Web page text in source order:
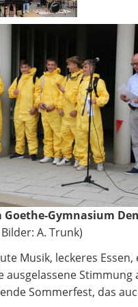
Goethe-Gymnasium
A. Trunk)
Musik, leckeres
ausgelassene
Sommerfest, das